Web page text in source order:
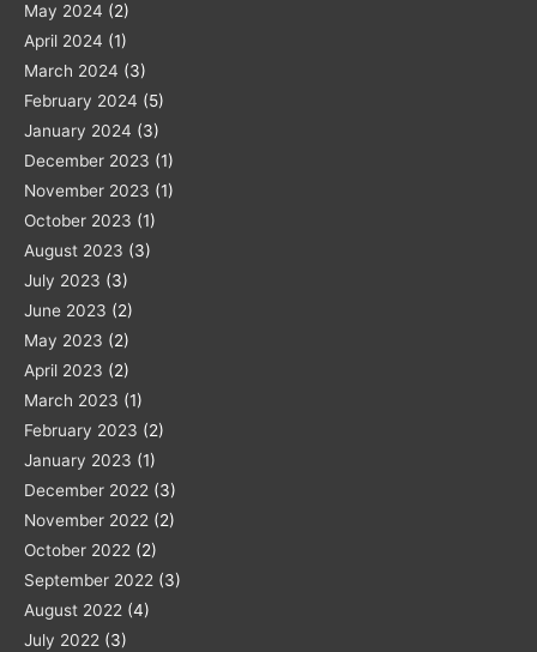
May 2024 (2)
April 2024 (1)
March 2024 (3)
February 2024 (5)
January 2024 (3)
December 2023 (1)
November 2023 (1)
October 2023 (1)
August 2023 (3)
July 2023 (3)
June 2023 (2)
May 2023 (2)
April 2023 (2)
March 2023 (1)
February 2023 (2)
January 2023 (1)
December 2022 (3)
November 2022 (2)
October 2022 (2)
September 2022 (3)
August 2022 (4)
July 2022 (3)